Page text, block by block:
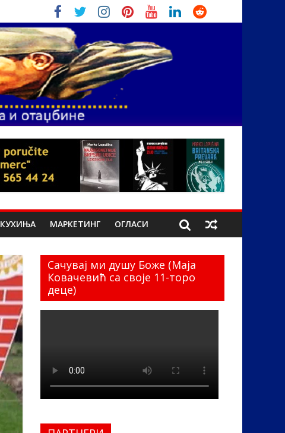
КУХИЊА МАРКЕТИНГ ОГЛАСИ
Сачувај ми душу Боже (Маја
Ковачевић са своје 11-торо
деце)